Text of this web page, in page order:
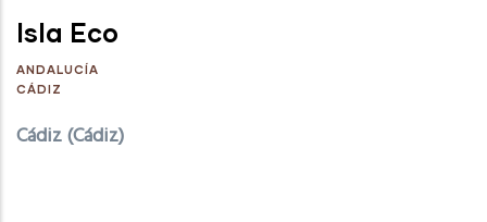
Isla Eco
ANDALUCÍA
CÁDIZ
Cádiz (Cádiz)